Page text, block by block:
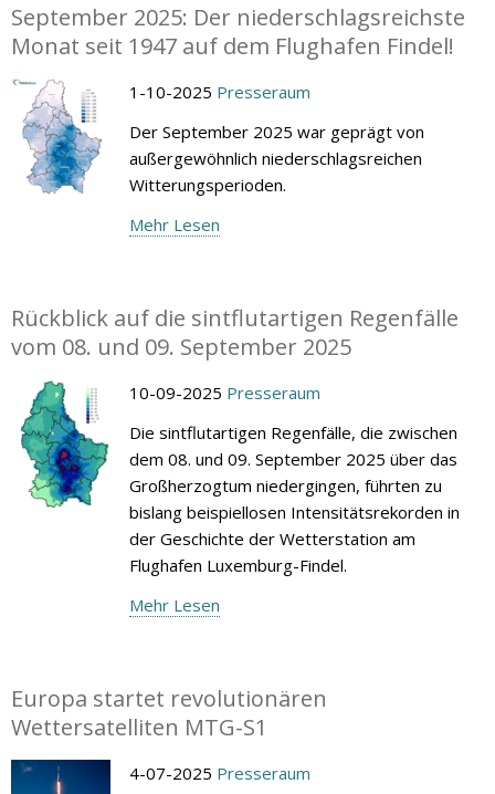
September 2025: Der niederschlagsreichste
Monat seit 1947 auf dem Flughafen Findel!
1-10-2025 Presseraum
Der September 2025 war geprägt von
außergewöhnlich niederschlagsreichen
Witterungsperioden.
Mehr Lesen
Rückblick auf die sintflutartigen Regenfälle
vom 08. und 09. September 2025
10-09-2025 Presseraum
Die sintflutartigen Regenfälle, die zwischen
dem 08. und 09. September 2025 über das
Großherzogtum niedergingen, führten zu
bislang beispiellosen Intensitätsrekorden in
der Geschichte der Wetterstation am
Flughafen Luxemburg-Findel.
Mehr Lesen
Europa startet revolutionären
Wettersatelliten MTG-S1
4-07-2025 Presseraum